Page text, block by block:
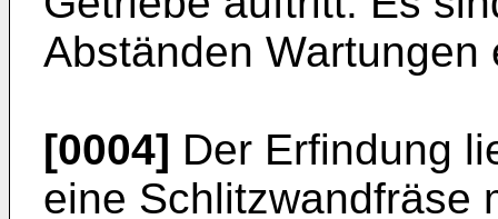
Abständen Wartungen
[0004] Der Erfindung
eine Schlitzwandfräse